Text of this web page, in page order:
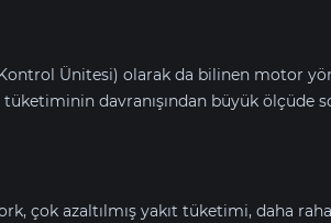
Ünitesi) olarak da bilinen motor
davranışından büyük ölçüde
çok azaltılmış yakıt tüketimi, daha